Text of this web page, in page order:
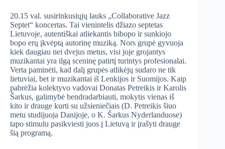
20.15 val. susirinkusiųjų lauks „Collaborative Jazz
Septet“ koncertas. Tai vienintelis džiazo septetas
Lietuvoje, autentiškai atliekantis bibopo ir sunkiojo
bopo erų įkvėptą autorinę muziką. Nors grupė gyvuoja
kiek daugiau nei dvejus metus, visi joje grojantys
muzikantai yra ilgą sceninę patirtį turintys profesionalai.
Verta paminėti, kad dalį grupės atlikėjų sudaro ne tik
lietuviai, bet ir muzikantai iš Lenkijos ir Suomijos. Kaip
pabrėžia kolektyvo vadovai Donatas Petreikis ir Karolis
Šarkus, galimybė bendradarbiauti, mokytis vienas iš
kito ir drauge kurti su užsieniečiais (D. Petreikis šiuo
metu studijuoja Danijoje, o K. Šarkus Nyderlanduose)
tapo stimulu pasikviesti juos į Lietuvą ir įrašyti drauge
šią programą.